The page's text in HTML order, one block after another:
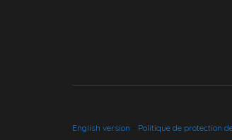
English version Politique de protection